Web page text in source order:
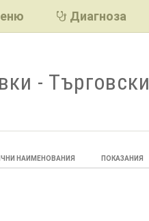
Диагноза
- Търговски
НАИМЕНОВАНИЯ ПОКАЗАНИЯ